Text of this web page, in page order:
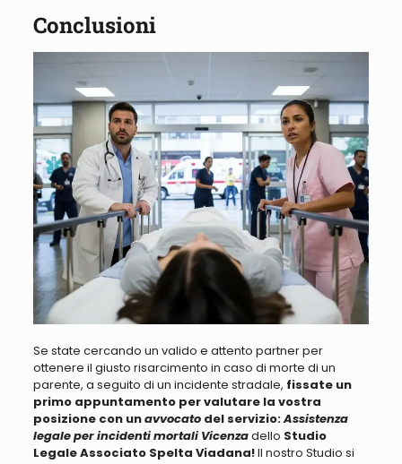
Conclusioni
Se state cercando un valido e attento partner per
ottenere il giusto risarcimento in caso di morte di un
parente, a seguito di un incidente stradale, fissate un
primo appuntamento per valutare la vostra
posizione con unavvocato del servizio:Assistenza
legale per incidenti mortali Vicenzadello Studio
Legale Associato Spelta Viadana!Il nostro Studio si